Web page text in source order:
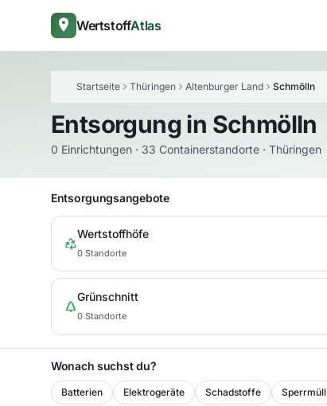
WertstoffAtlas
Startseite Thüringen Altenburger Land Schmölln
Entsorgung in Schmölln
0 Einrichtungen · 33 Containerstandorte · Thüringen
Entsorgungsangebote
Wertstoffhöfe
0 Standorte
Grünschnitt
0 Standorte
Wonach suchst du?
Batterien Elektrogeräte Schadstoffe Sperrmüll